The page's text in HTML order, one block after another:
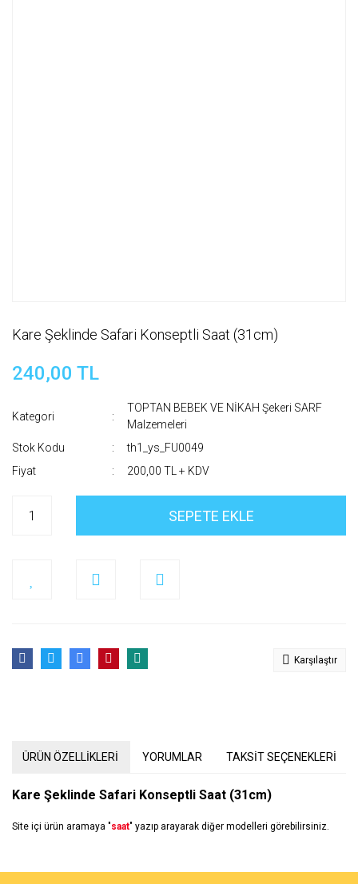
Kare Şeklinde Safari Konseptli Saat (31cm)
240,00 TL
Kategori
TOPTAN BEBEK VE NİKAH Şekeri SARF
Malzemeleri
Stok Kodu
th1_ys_FU0049
Fiyat
200,00 TL + KDV
SEPETE EKLE
Karşılaştır
ÜRÜN ÖZELLİKLERİ YORUMLAR TAKSİT SEÇENEKLERİ
Kare Şeklinde Safari Konseptli Saat (31cm)
Site içi ürün aramaya "saat" yazıp arayarak diğer modelleri görebilirsiniz.